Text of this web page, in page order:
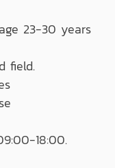
23-30 years
field.
18:00.